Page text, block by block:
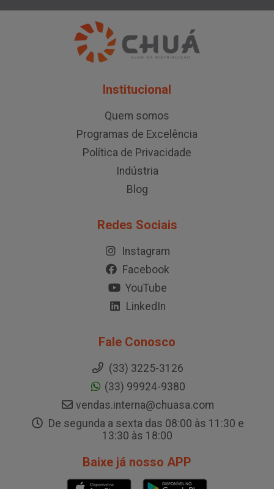
Institucional
Quem somos
Programas de Excelência
Política de Privacidade
Indústria
Blog
Redes Sociais
Instagram
Facebook
YouTube
LinkedIn
Fale Conosco
(33) 3225-3126
(33) 99924-9380
vendas.interna@chuasa.com
De segunda a sexta das 08:00 às 11:30 e
13:30 às 18:00
Baixe já nosso APP